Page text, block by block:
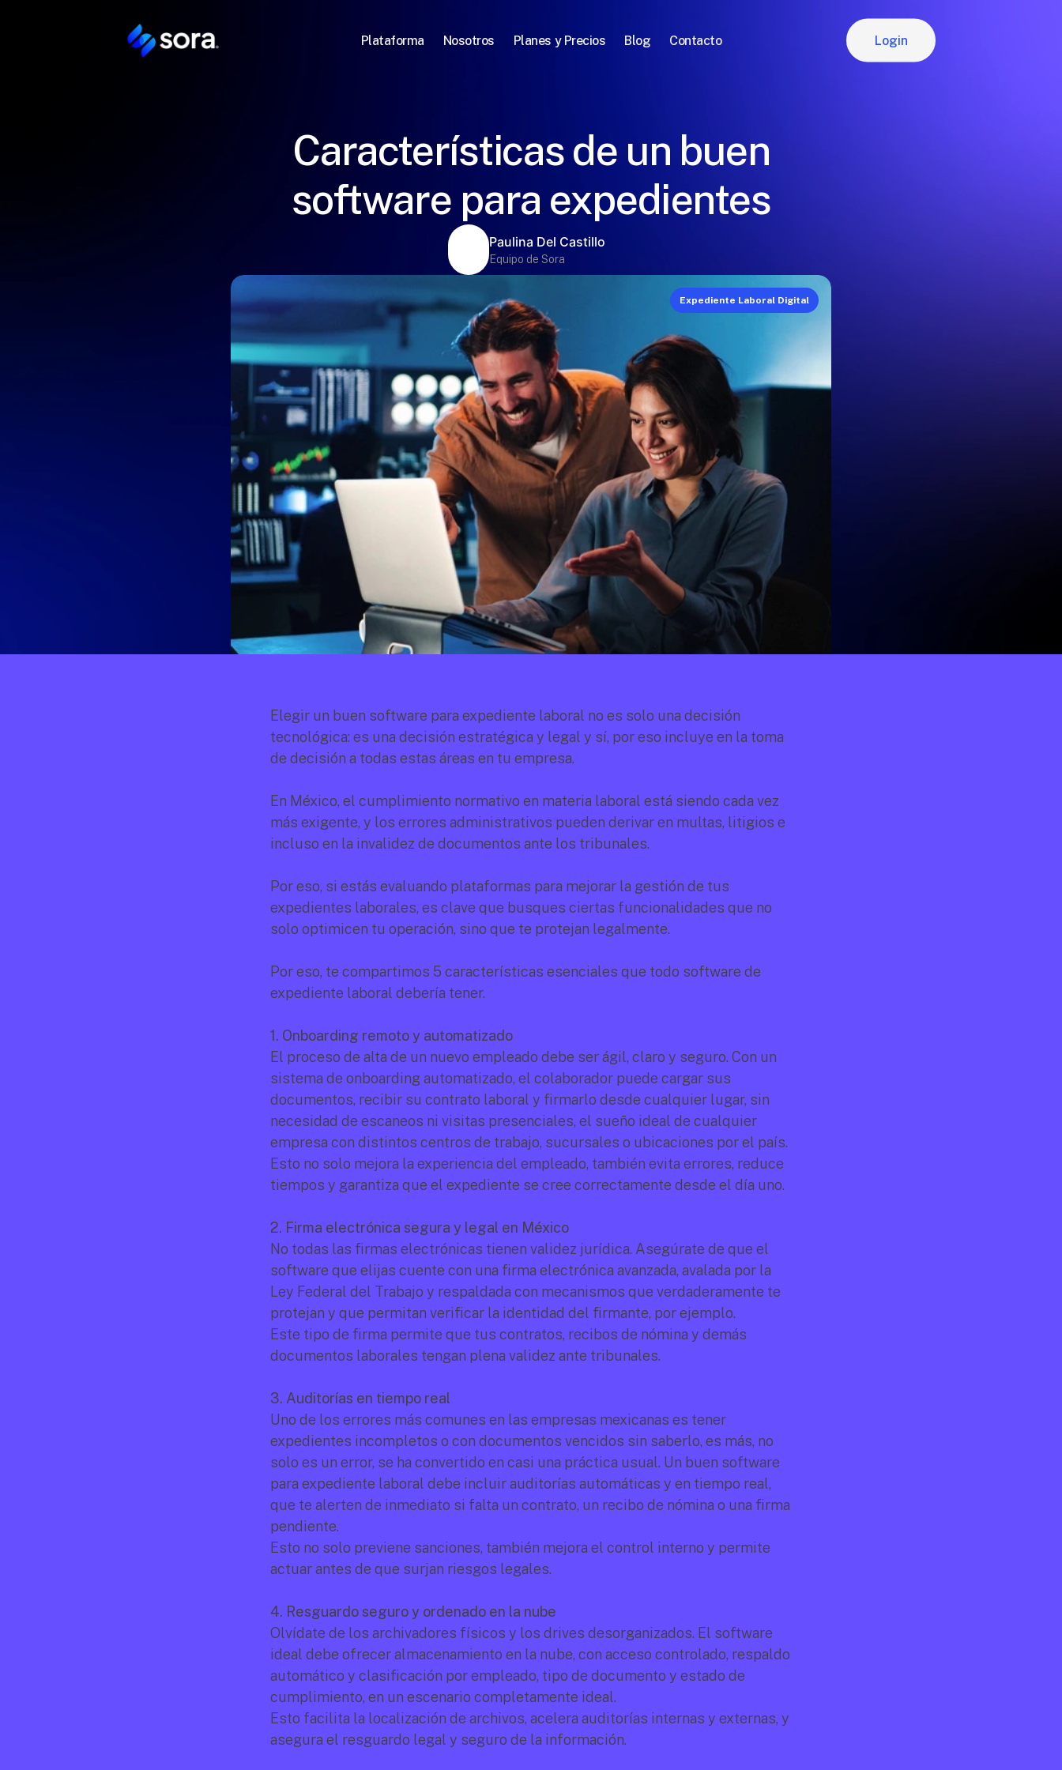
Plataforma Nosotros Planes y Precios Blog Contacto Login
Características de un buen
software para expedientes
Paulina Del Castillo
Equipo de Sora
Expediente Laboral Digital
Elegir un buen software para expediente laboral no es solo una decisión
tecnológica: es una decisión estratégica y legal y sí, por eso incluye en la toma
de decisión a todas estas áreas en tu empresa.
En México, el cumplimiento normativo en materia laboral está siendo cada vez
más exigente, y los errores administrativos pueden derivar en multas, litigios e
incluso en la invalidez de documentos ante los tribunales.
Por eso, si estás evaluando plataformas para mejorar la gestión de tus
expedientes laborales, es clave que busques ciertas funcionalidades que no
solo optimicen tu operación, sino que te protejan legalmente.
Por eso, te compartimos 5 características esenciales que todo software de
expediente laboral debería tener.
1. Onboarding remoto y automatizado
El proceso de alta de un nuevo empleado debe ser ágil, claro y seguro. Con un
sistema de onboarding automatizado, el colaborador puede cargar sus
documentos, recibir su contrato laboral y firmarlo desde cualquier lugar, sin
necesidad de escaneos ni visitas presenciales, el sueño ideal de cualquier
empresa con distintos centros de trabajo, sucursales o ubicaciones por el país.
Esto no solo mejora la experiencia del empleado, también evita errores, reduce
tiempos y garantiza que el expediente se cree correctamente desde el día uno.
2. Firma electrónica segura y legal en México
No todas las firmas electrónicas tienen validez jurídica. Asegúrate de que el
software que elijas cuente con una firma electrónica avanzada, avalada por la
Ley Federal del Trabajo y respaldada con mecanismos que verdaderamente te
protejan y que permitan verificar la identidad del firmante, por ejemplo.
Este tipo de firma permite que tus contratos, recibos de nómina y demás
documentos laborales tengan plena validez ante tribunales.
3. Auditorías en tiempo real
Uno de los errores más comunes en las empresas mexicanas es tener
expedientes incompletos o con documentos vencidos sin saberlo, es más, no
solo es un error, se ha convertido en casi una práctica usual. Un buen software
para expediente laboral debe incluir auditorías automáticas y en tiempo real,
que te alerten de inmediato si falta un contrato, un recibo de nómina o una firma
pendiente.
Esto no solo previene sanciones, también mejora el control interno y permite
actuar antes de que surjan riesgos legales.
4. Resguardo seguro y ordenado en la nube
Olvídate de los archivadores físicos y los drives desorganizados. El software
ideal debe ofrecer almacenamiento en la nube, con acceso controlado, respaldo
automático y clasificación por empleado, tipo de documento y estado de
cumplimiento, en un escenario completamente ideal.
Esto facilita la localización de archivos, acelera auditorías internas y externas, y
asegura el resguardo legal y seguro de la información.